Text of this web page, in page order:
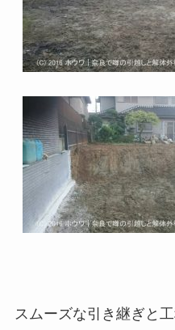
スムーズな引き継ぎと